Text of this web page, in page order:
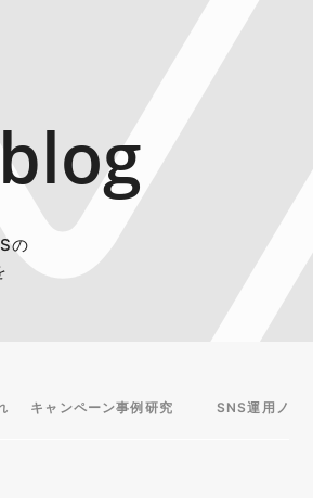
の
キャンペーン事例研究 SNS運用ノウ